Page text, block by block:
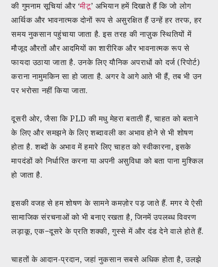
की गुमनाम सूचियां और ‘मीटू’ अभियान हमें दिखाते हैं कि जो लोग
आर्थिक और भावनात्मक दोनों रूप से असुरक्षित हैं उन्हें हर तरफ, हर
समय नुकसान पहुंचाया जाता है. इस तरह की नाज़ुक स्थितियों में
मौजूद औरतों और आदमियों का शारीरिक और भावनात्मक रूप से
फायदा उठाया जाता है. उनके लिए यौनिक अपराधों को दर्ज (रिपोर्ट)
कराना नामुमकिन सा हो जाता है. अगर वे आगे आते भी हैं, तब भी उन
पर भरोसा नहीं किया जाता.
दूसरी ओर, जैसा कि PLD की मधु मेहरा बताती हैं, चाहत को बताने
के लिए और समझने के लिए शब्दावली का अभाव होने से भी शोषण
होता है. शब्दों के अभाव में हमारे लिए चाहत को स्वीकारना, इसके
मापदंडों को निर्धारित करना या अपनी असुविधा को बता पाना मुश्किल
हो जाता है.
इसकी वजह से हम शोषण के सामने कमज़ोर पड़ जाते हैं. मगर ये ऐसी
सामाजिक संरचनाओं को भी बनाए रखता है, जिनमें उपलब्ध विवरण
लड़ाकू, एक−दूसरे के प्रति शक्की, गुस्से में और दंड देने वाले होते हैं.
चाहतों के आदान-प्रदान, जहां नुकसान सबसे अधिक होता है, उलझे